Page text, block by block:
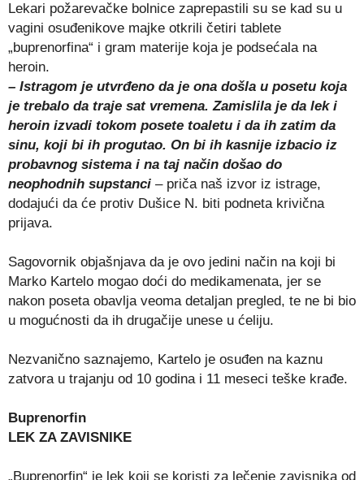
Lekari požarevačke bolnice zaprepastili su se kad su u
vagini osuđenikove majke otkrili četiri tablete
„buprenorfina“ i gram materije koja je podsećala na
heroin.
– Istragom je utvrđeno da je ona došla u posetu koja
je trebalo da traje sat vremena. Zamislila je da lek i
heroin izvadi tokom posete toaletu i da ih zatim da
sinu, koji bi ih progutao. On bi ih kasnije izbacio iz
probavnog sistema i na taj način došao do
neophodnih supstanci – priča naš izvor iz istrage,
dodajući da će protiv Dušice N. biti podneta krivična
prijava.
Sagovornik objašnjava da je ovo jedini način na koji bi
Marko Kartelo mogao doći do medikamenata, jer se
nakon poseta obavlja veoma detaljan pregled, te ne bi bio
u mogućnosti da ih drugačije unese u ćeliju.
Nezvanično saznajemo, Kartelo je osuđen na kaznu
zatvora u trajanju od 10 godina i 11 meseci teške krađe.
Buprenorfin
LEK ZA ZAVISNIKE
„Buprenorfin“ je lek koji se koristi za lečenje zavisnika od